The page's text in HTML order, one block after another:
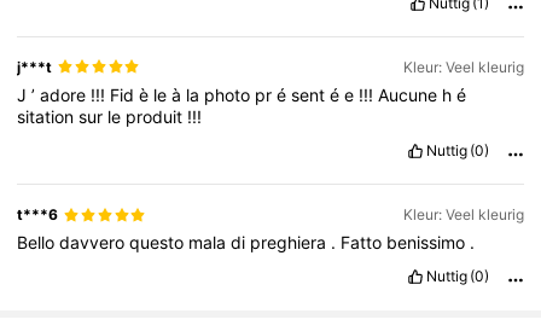
j***t Kleur: Veel kleurig
J’adore !!! Fidè leà la photo présentée !!!Aucune hé
sitationsur le produit !!!
Nuttig (0)
t***6 Kleur: Veel kleurig
Bellodavveroquesto maladi preghiera . Fatto benissimo .
Nuttig (0)